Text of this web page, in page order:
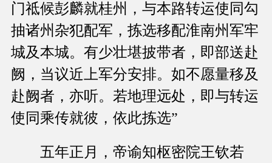
门祗候彭麟就桂州，与本路转运使同勾
抽诸州杂犯配军，拣选移配淮南州军牢
城及本城。有少壮堪披带者，即部送赴
阙，当议近上军分安排。如不愿量移及
赴阙者，亦听。若地理远处，即与转运
使同乘传就彼，依此拣选”
五年正月，帝谕知枢密院王钦若